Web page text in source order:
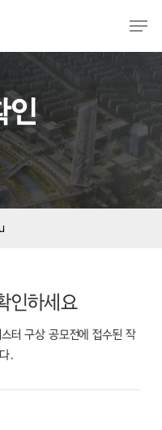
인
인하세요
터 구상 공모전에 접수된 작
.